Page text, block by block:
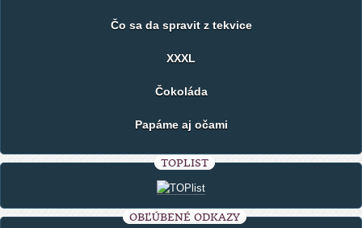
Čo sa da spravit z tekvice
XXXL
Čokoláda
Papáme aj očami
TOPLIST
OBĽÚBENÉ ODKAZY